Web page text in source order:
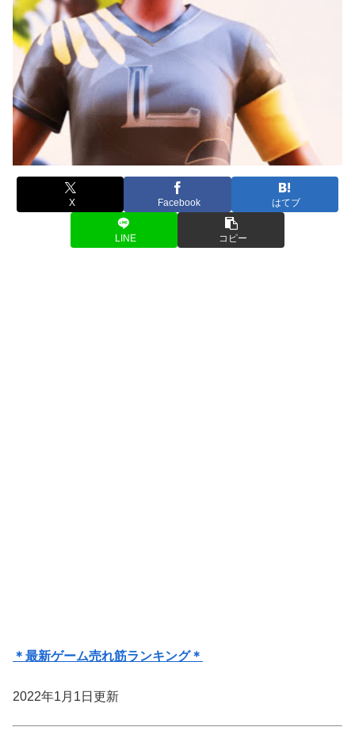
X Facebook はてブ
LINE コピー
＊最新ゲーム売れ筋ランキング＊
2022年1月1日更新